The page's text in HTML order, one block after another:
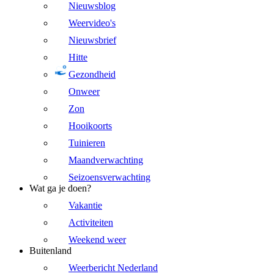
Nieuwsblog
Weervideo's
Nieuwsbrief
Hitte
Gezondheid
Onweer
Zon
Hooikoorts
Tuinieren
Maandverwachting
Seizoensverwachting
Wat ga je doen?
Vakantie
Activiteiten
Weekend weer
Buitenland
Weerbericht Nederland